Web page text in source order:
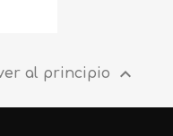
al principio 